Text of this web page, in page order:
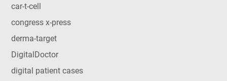
car-t-cell
congress x-press
derma-target
DigitalDoctor
digital patient cases